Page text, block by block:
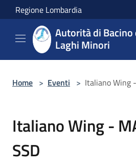
Salta al contenuto principale
Regione Lombardia
Autorità di Bacino
Laghi Minori
Home > Eventi > Italiano Wing
Italiano Wing -
SSD